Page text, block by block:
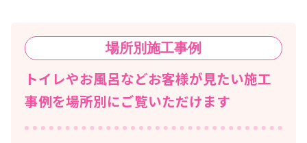
場所別施工事例
トイレやお風呂などお客様が見たい施工
事例を場所別にご覧いただけます